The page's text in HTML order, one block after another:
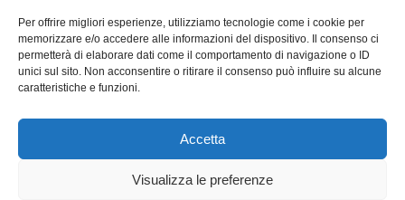
Per offrire migliori esperienze, utilizziamo tecnologie come i cookie per
memorizzare e/o accedere alle informazioni del dispositivo. Il consenso ci
permetterà di elaborare dati come il comportamento di navigazione o ID
unici sul sito. Non acconsentire o ritirare il consenso può influire su alcune
caratteristiche e funzioni.
Accetta
Visualizza le preferenze
while we endeavour to keep the information up to date and correct, we
make no representations or warranties of any kind, express or implied,
about the completeness, accuracy, reliability, suitability or availability
with respect to the website or the information, products, services, or
related graphics contained on the website for any purpose. Any
|Contact|Privacy and Cookie Policy